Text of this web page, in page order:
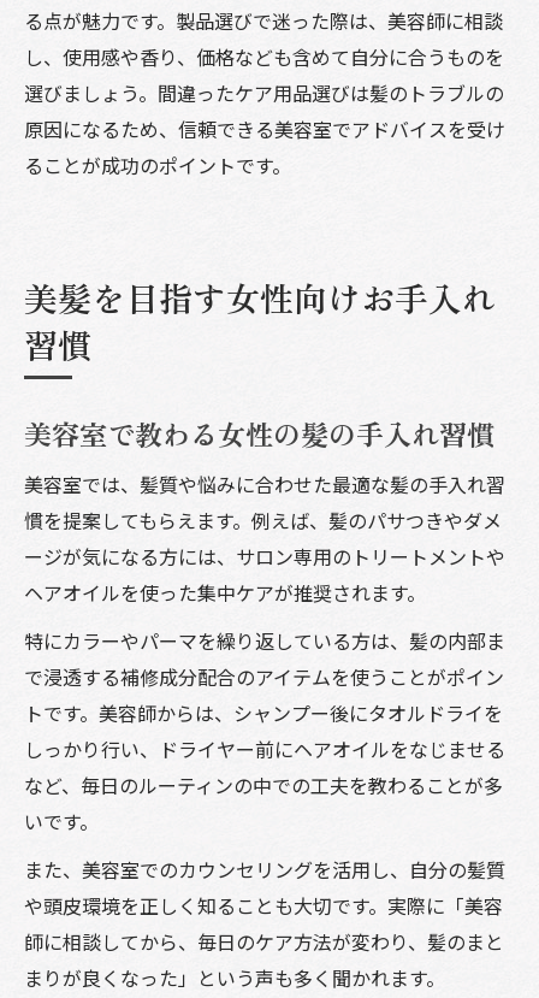
る点が魅力です。製品選びで迷った際は、美容師に相談
し、使用感や香り、価格なども含めて自分に合うものを
選びましょう。間違ったケア用品選びは髪のトラブルの
原因になるため、信頼できる美容室でアドバイスを受け
ることが成功のポイントです。
美髪を目指す女性向けお手入れ
習慣
美容室で教わる女性の髪の手入れ習慣
美容室では、髪質や悩みに合わせた最適な髪の手入れ習
慣を提案してもらえます。例えば、髪のパサつきやダメ
ージが気になる方には、サロン専用のトリートメントや
ヘアオイルを使った集中ケアが推奨されます。
特にカラーやパーマを繰り返している方は、髪の内部ま
で浸透する補修成分配合のアイテムを使うことがポイン
トです。美容師からは、シャンプー後にタオルドライを
しっかり行い、ドライヤー前にヘアオイルをなじませる
など、毎日のルーティンの中での工夫を教わることが多
いです。
また、美容室でのカウンセリングを活用し、自分の髪質
や頭皮環境を正しく知ることも大切です。実際に「美容
師に相談してから、毎日のケア方法が変わり、髪のまと
まりが良くなった」という声も多く聞かれます。